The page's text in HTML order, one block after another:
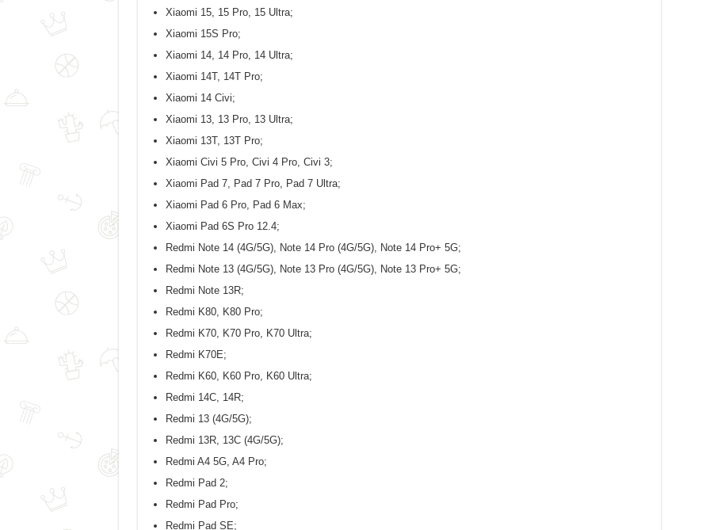
Xiaomi 15, 15 Pro, 15 Ultra;
Xiaomi 15S Pro;
Xiaomi 14, 14 Pro, 14 Ultra;
Xiaomi 14T, 14T Pro;
Xiaomi 14 Civi;
Xiaomi 13, 13 Pro, 13 Ultra;
Xiaomi 13T, 13T Pro;
Xiaomi Civi 5 Pro, Civi 4 Pro, Civi 3;
Xiaomi Pad 7, Pad 7 Pro, Pad 7 Ultra;
Xiaomi Pad 6 Pro, Pad 6 Max;
Xiaomi Pad 6S Pro 12.4;
Redmi Note 14 (4G/5G), Note 14 Pro (4G/5G), Note 14 Pro+ 5G;
Redmi Note 13 (4G/5G), Note 13 Pro (4G/5G), Note 13 Pro+ 5G;
Redmi Note 13R;
Redmi K80, K80 Pro;
Redmi K70, K70 Pro, K70 Ultra;
Redmi K70E;
Redmi K60, K60 Pro, K60 Ultra;
Redmi 14C, 14R;
Redmi 13 (4G/5G);
Redmi 13R, 13C (4G/5G);
Redmi A4 5G, A4 Pro;
Redmi Pad 2;
Redmi Pad Pro;
Redmi Pad SE;